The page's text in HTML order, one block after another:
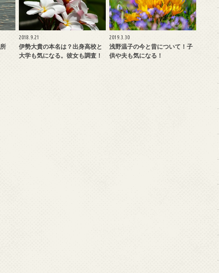
2018.9.21
伊勢大貴の本名は？出身高校と
大学も気になる。彼女も調査！
2019.3.30
浅野温子の今と昔について！子
供や夫も気になる！